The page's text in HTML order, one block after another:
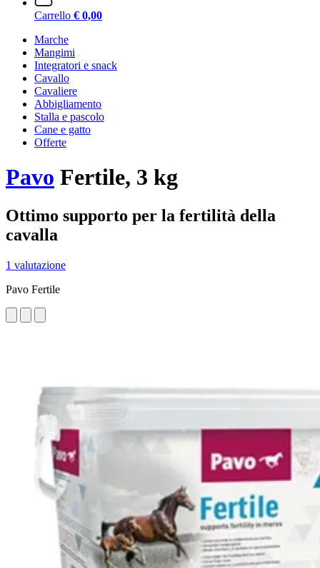
Carrello € 0,00
Marche
Mangimi
Integratori e snack
Cavallo
Cavaliere
Abbigliamento
Stalla e pascolo
Cane e gatto
Offerte
Pavo Fertile, 3 kg
Ottimo supporto per la fertilità della
cavalla
1 valutazione
Pavo Fertile